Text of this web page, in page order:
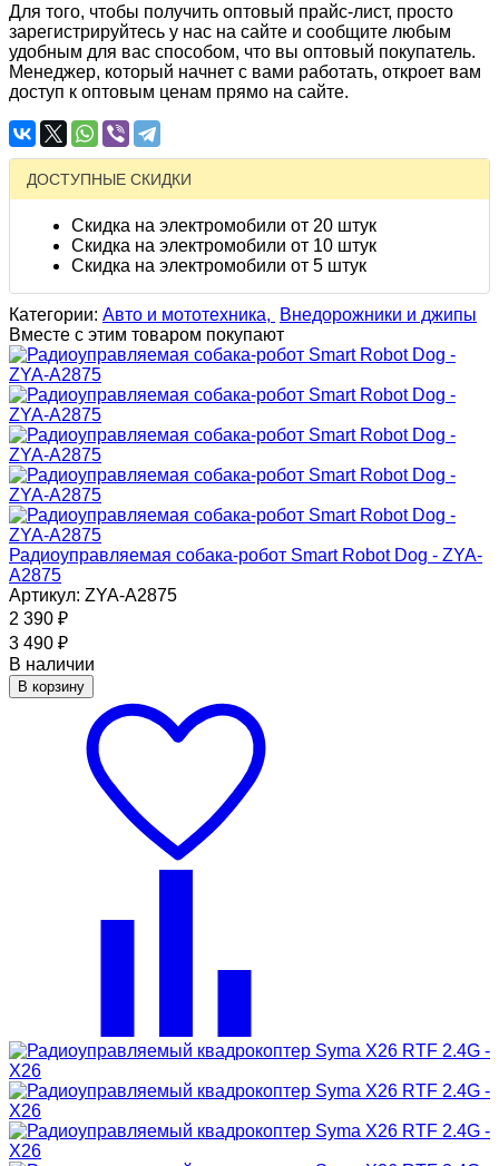
Для того, чтобы получить оптовый прайс-лист, просто
зарегистрируйтесь у нас на сайте и сообщите любым
удобным для вас способом, что вы оптовый покупатель.
Менеджер, который начнет с вами работать, откроет вам
доступ к оптовым ценам прямо на сайте.
ДОСТУПНЫЕ СКИДКИ
Скидка на электромобили от 20 штук
Скидка на электромобили от 10 штук
Скидка на электромобили от 5 штук
Категории: Авто и мототехника,
Внедорожники и джипы
Вместе с этим товаром покупают
Радиоуправляемая собака-робот Smart Robot Dog - ZYA-
A2875
Артикул: ZYA-A2875
2 390 ₽
3 490 ₽
В наличии
В корзину